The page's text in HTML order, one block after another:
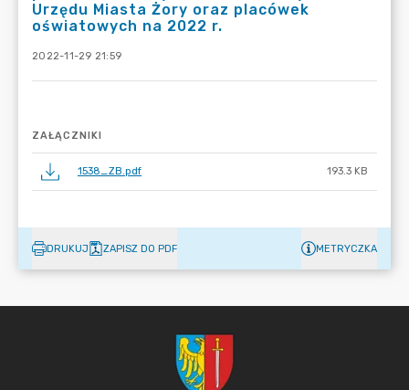
Urzędu Miasta Żory oraz placówek
oświatowych na 2022 r.
2022-11-29 21:59
ZAŁĄCZNIKI
1538_ZB.pdf 193.3 KB
DRUKUJ ZAPISZ DO PDF METRYCZKA